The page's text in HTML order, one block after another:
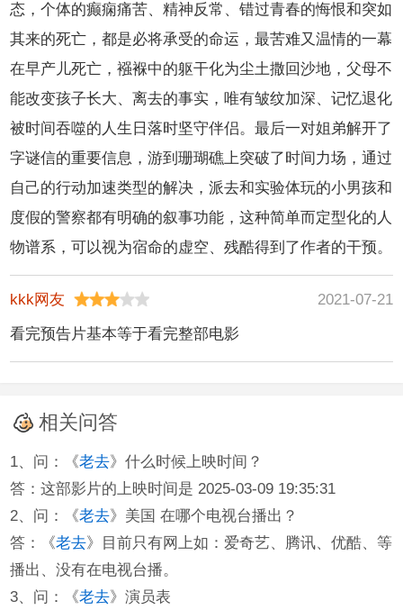
态，个体的癫痫痛苦、精神反常、错过青春的悔恨和突如
其来的死亡，都是必将承受的命运，最苦难又温情的一幕
在早产儿死亡，襁褓中的躯干化为尘土撒回沙地，父母不
能改变孩子长大、离去的事实，唯有皱纹加深、记忆退化
被时间吞噬的人生日落时坚守伴侣。最后一对姐弟解开了
字谜信的重要信息，游到珊瑚礁上突破了时间力场，通过
自己的行动加速类型的解决，派去和实验体玩的小男孩和
度假的警察都有明确的叙事功能，这种简单而定型化的人
物谱系，可以视为宿命的虚空、残酷得到了作者的干预。
kkk网友
2021-07-21
看完预告片基本等于看完整部电影
相关问答
1、问：《老去》什么时候上映时间？
答：这部影片的上映时间是 2025-03-09 19:35:31
2、问：《老去》美国 在哪个电视台播出？
答：《老去》目前只有网上如：爱奇艺、腾讯、优酷、等
播出、没有在电视台播。
3、问：《老去》演员表